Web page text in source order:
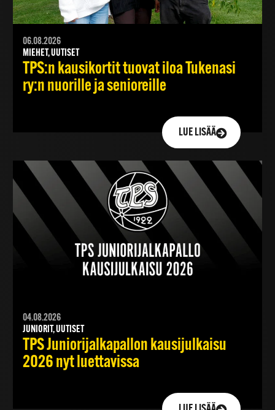
06.08.2026
MIEHET, UUTISET
TPS:n kausikortit tuovat iloa Tukenasi
ry:n nuorille ja senioreille
LUE LISÄÄ
04.08.2026
JUNIORIT, UUTISET
TPS Juniorijalkapallon kausijulkaisu
2026 nyt luettavissa